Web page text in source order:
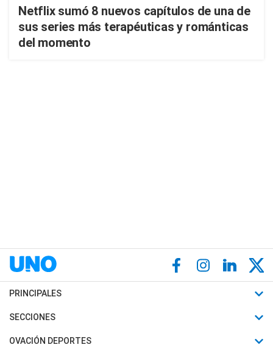
Netflix sumó 8 nuevos capítulos de una de
sus series más terapéuticas y románticas
del momento
PRINCIPALES
Últimas Noticias
Política
SECCIONES
Horóscopo
OVACIÓN DEPORTES